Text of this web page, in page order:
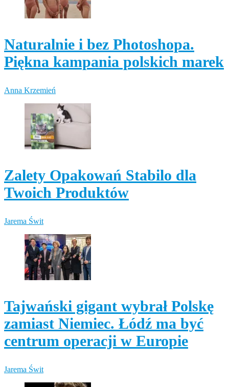
Naturalnie i bez Photoshopa.
Piękna kampania polskich marek
Anna Krzemień
Zalety Opakowań Stabilo dla
Twoich Produktów
Jarema Świt
Tajwański gigant wybrał Polskę
zamiast Niemiec. Łódź ma być
centrum operacji w Europie
Jarema Świt